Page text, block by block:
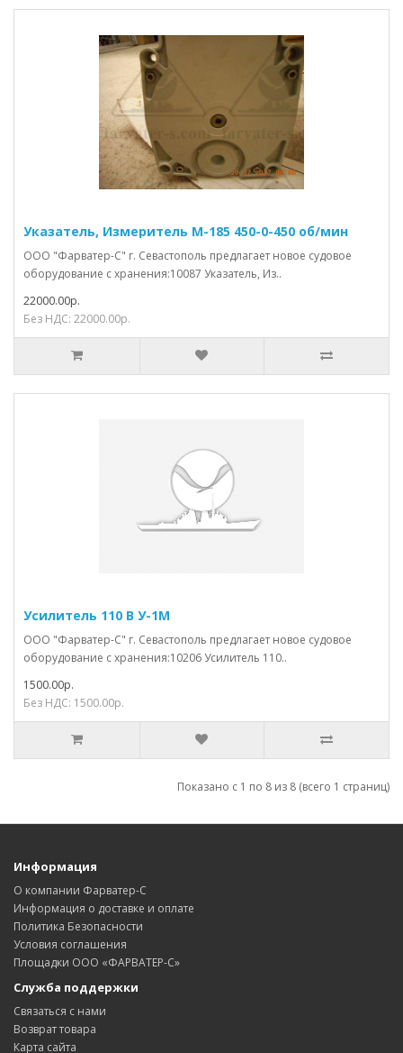
Указатель, Измеритель М-185 450-0-450 об/мин
ООО "Фарватер-С" г. Севастополь предлагает новое судовое
оборудование с хранения:10087 Указатель, Из..
22000.00р.
Без НДС: 22000.00р.
Усилитель 110 В У-1М
ООО "Фарватер-С" г. Севастополь предлагает новое судовое
оборудование с хранения:10206 Усилитель 110..
1500.00р.
Без НДС: 1500.00р.
Показано с 1 по 8 из 8 (всего 1 страниц)
Информация
О компании Фарватер-С
Информация о доставке и оплате
Политика Безопасности
Условия соглашения
Площадки ООО «ФАРВАТЕР-С»
Служба поддержки
Связаться с нами
Возврат товара
Карта сайта